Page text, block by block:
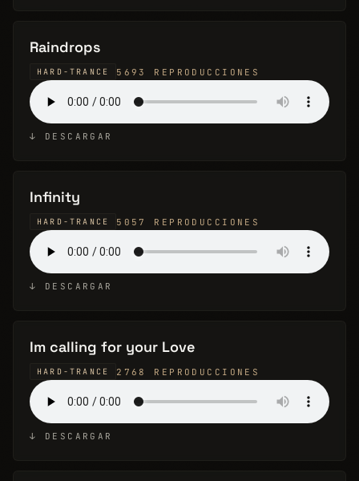
Raindrops
HARD-TRANCE 5693 REPRODUCCIONES
↓ DESCARGAR
Infinity
HARD-TRANCE 5057 REPRODUCCIONES
↓ DESCARGAR
Im calling for your Love
HARD-TRANCE 2768 REPRODUCCIONES
↓ DESCARGAR